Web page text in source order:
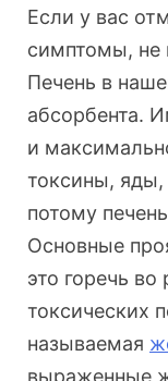
Если у вас
симптомы, не
Печень в
абсорбента.
и
токсины,
потому
Основные
это горечь во
токсических
называемая